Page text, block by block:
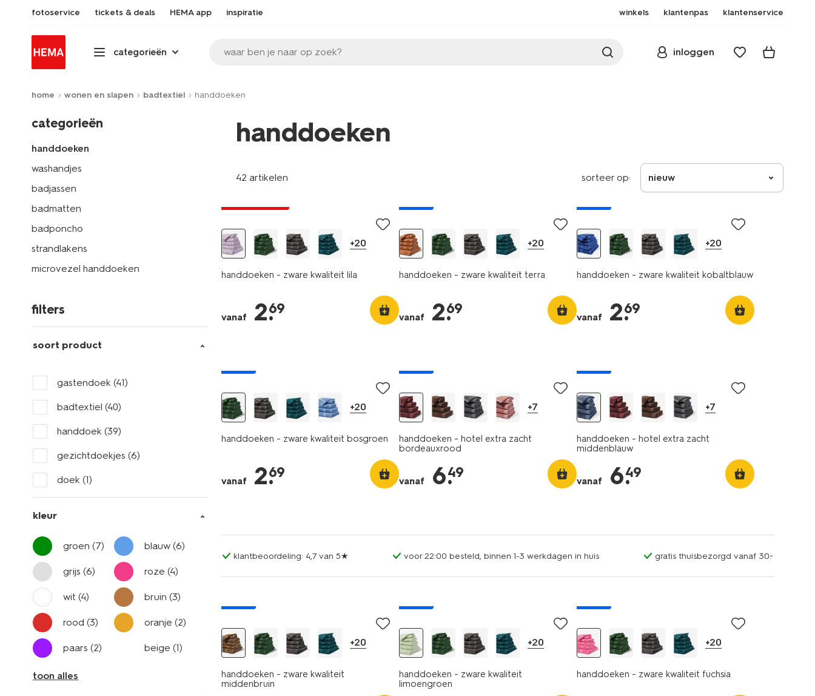
fotoservice tickets & deals HEMA app inspiratie winkels klantenpas klantenservice
categorieën waar ben je naar op zoek? inloggen
home wonen en slapen badtextiel handdoeken
categorieën
handdoeken
washandjes
badjassen
badmatten
badponcho
strandlakens
microvezel handdoeken
filters
soort product
gastendoek (41)
badtextiel (40)
handdoek (39)
gezichtdoekjes (6)
doek (1)
kleur
groen (7) blauw(6)
grijs (6) roze(4)
wit (4) bruin(3)
rood (3) oranje(2)
paars (2) beige(1)
toon alles
handdoeken
42 artikelen sorteer op: nieuw
nieuw
+20
handdoeken - zware kwaliteit lila
vanaf 2.
69
+20
handdoeken - zware kwaliteit terra
vanaf 2.
69
+20
handdoeken - zware kwaliteit kobaltblauw
vanaf 2.
69
+20
handdoeken - zware kwaliteit bosgroen
vanaf 2.
69
+7
handdoeken - hotel extra zacht
bordeauxrood
vanaf 6.
49
+7
handdoeken - hotel extra zacht
middenblauw
vanaf 6.
49
klantbeoordeling: 4,7 van 5★ voor 22:00 besteld, binnen 1-3 werkdagen in huis gratis thuisbezorgd vanaf 30.-
+20
handdoeken - zware kwaliteit
middenbruin
+20
handdoeken - zware kwaliteit
limoengroen
+20
handdoeken - zware kwaliteit fuchsia